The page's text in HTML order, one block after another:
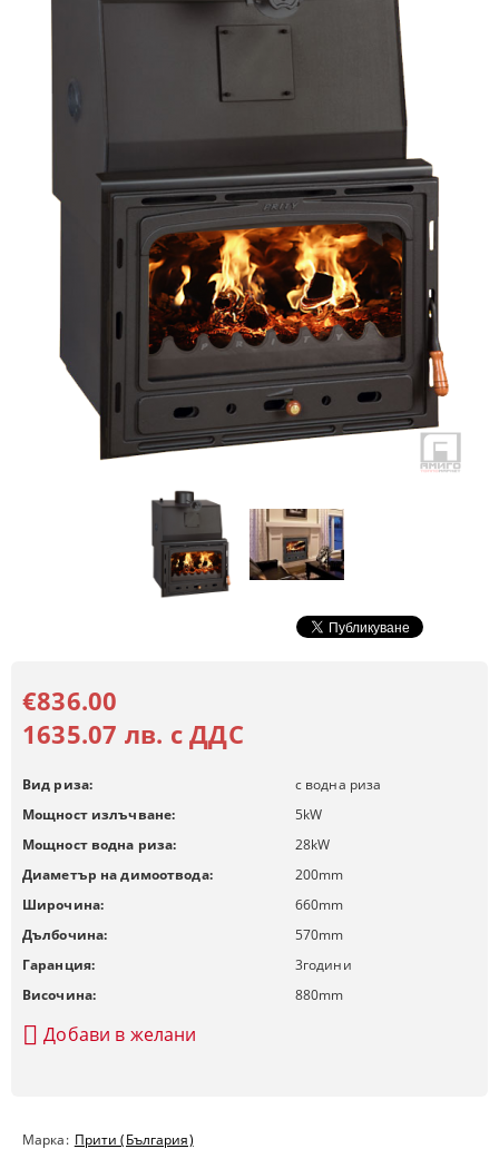
Марка: Прити (България)
€836.00
1635.07 лв. с ДДС
Вид риза:
с водна риза
Мощност излъчване:
5kW
Мощност водна риза:
28kW
Диаметър на димоотвода:
200mm
Широчина:
660mm
Дълбочина:
570mm
Гаранция:
3години
Височина:
880mm
Добави в желани